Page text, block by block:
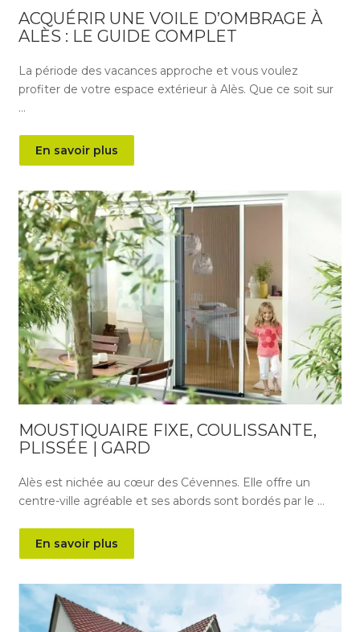
ACQUÉRIR UNE VOILE D’OMBRAGE À
ALÈS : LE GUIDE COMPLET
La période des vacances approche et vous voulez
profiter de votre espace extérieur à Alès. Que ce soit sur
…
En savoir plus
MOUSTIQUAIRE FIXE, COULISSANTE,
PLISSÉE | GARD
Alès est nichée au cœur des Cévennes. Elle offre un
centre-ville agréable et ses abords sont bordés par le …
En savoir plus